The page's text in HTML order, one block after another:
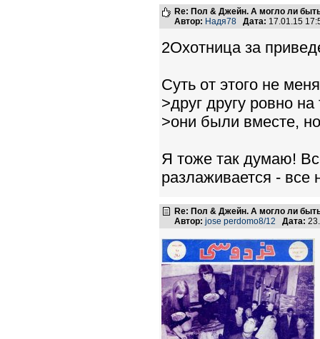
Re: Пол & Джейн. А могло ли
Автор: Надя78 Дата: 17.01.15
2Охотница за
Суть от этого не
>друг другу ровно
>они были вместе,
Я тоже так думаю!
разлаживается - все
Re: Пол & Джейн. А могло ли
Автор: jose perdomo8/12 Дата: